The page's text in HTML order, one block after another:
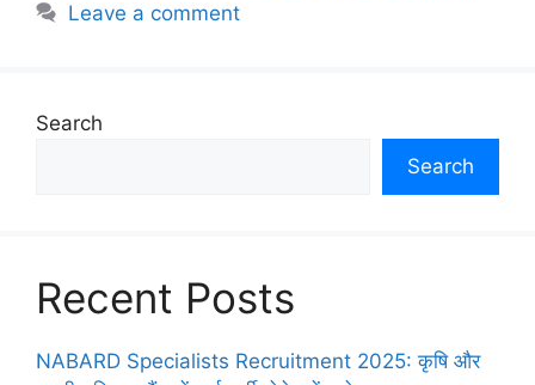
Leave a comment
Search
Search
Recent Posts
NABARD Specialists Recruitment 2025: कृषि और